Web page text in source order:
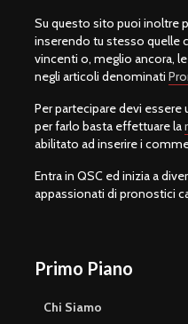
Su questo sito puoi inoltre
inserendo tu stesso quelle
vincenti o, meglio ancora,
negli articoli denominati
Per partecipare devi
per farlo basta effettuare la
abilitato ad inserire i
Entra in QSC ed inizia a
appassionati di pronostici
Primo Piano
Chi Siamo